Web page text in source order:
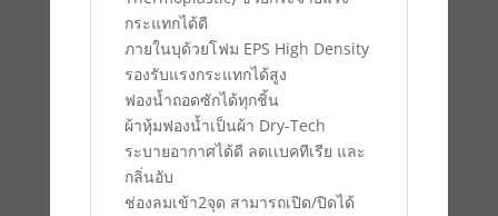
กระแทกได้ดี
ภายในบุด้วยโฟม EPS High Density
รองรับแรงกระแทกได้สูง
ฟองน้ำถอดซักได้ทุกชิ้น
ผ้าหุ้มฟองน้ำเป็นผ้า Dry-Tech
ระบายอากาศได้ดี ลดเเบคทีเรีย และ
กลิ่นอับ
ช่องลมเข้า2จุด สามารถเปิด/ปิดได้